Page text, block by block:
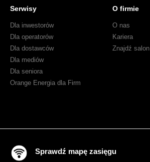
Serwisy
Dla inwestorów
Dla operatorów
Dla dostawców
Dla mediów
Dla seniora
Orange Energia dla Firm
O firmie
O nas
Kariera
Znajdź salon
Sprawdź mapę zasięgu